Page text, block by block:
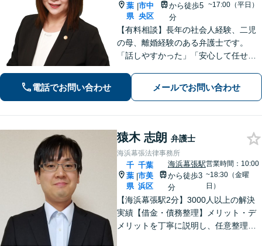
葉
県
|市中
央区
から徒歩5
分
~17:00（平日）
【有料相談】長年の社会人経験、二児
の母、離婚経験のある弁護士です。
「話しやすかった」「安心して任せら
す。最後まで話を遮らずにお聞きし、
丁寧な対応を心がけます。お気軽にご
電話でお問い合わせ メールでお問い合わせ
猿木 志朗 弁護士
海浜幕張法律事務所
千
葉
県
|
千葉
市美
浜区
海浜幕張駅
から徒歩3
分
営業時間：10:00
~18:30（金曜
日）
【海浜幕張駅2分】3000人以上の解決
実績【借金・債務整理】メリット・デ
メリットを丁寧に説明し、任意整理・